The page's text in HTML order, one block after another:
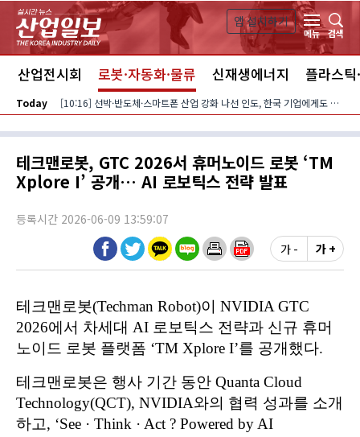
본문 바로가기
앱 설치하기
메뉴
검색
산업전시회 로봇·자동화·물류 신재생에너지 플라스틱
Today [10:16] 선박·반도체·스마트폰 산업 강화 나선 인도, 한국 기업에게도 기회 열린다
테크맨로봇, GTC 2026서 휴머노이드 로봇 ‘TM
Xplore I’ 공개… AI 로보틱스 전략 발표
등록시간 2026-06-09 13:59:07
가 -
가 +